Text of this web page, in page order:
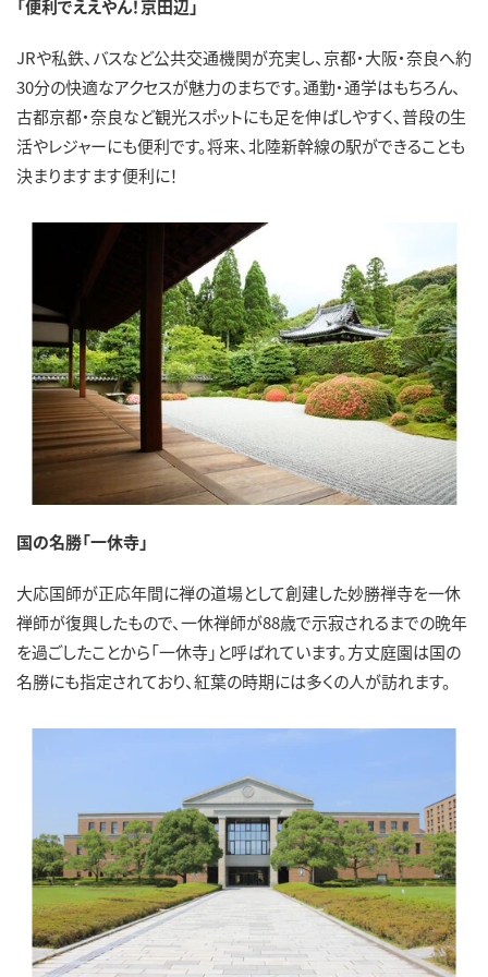
「便利でええやん！京田辺」
JRや私鉄、バスなど公共交通機関が充実し、京都・大阪・奈良へ約
30分の快適なアクセスが魅力のまちです。通勤・通学はもちろん、
古都京都・奈良など観光スポットにも足を伸ばしやすく、普段の生
活やレジャーにも便利です。将来、北陸新幹線の駅ができることも
決まりますます便利に！
国の名勝「一休寺」
大応国師が正応年間に禅の道場として創建した妙勝禅寺を一休
禅師が復興したもので、一休禅師が88歳で示寂されるまでの晩年
を過ごしたことから「一休寺」と呼ばれています。方丈庭園は国の
名勝にも指定されており、紅葉の時期には多くの人が訪れます。